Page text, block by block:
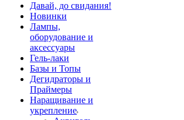
Давай, до свидания!
Новинки
Лампы,
оборудование и
аксессуары
Гель-лаки
Базы и Топы
Дегидраторы и
Праймеры
Наращивание и
укрепление